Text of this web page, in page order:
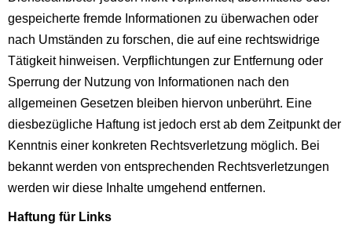
gespeicherte fremde Informationen zu überwachen oder
nach Umständen zu forschen, die auf eine rechtswidrige
Tätigkeit hinweisen. Verpflichtungen zur Entfernung oder
Sperrung der Nutzung von Informationen nach den
allgemeinen Gesetzen bleiben hiervon unberührt. Eine
diesbezügliche Haftung ist jedoch erst ab dem Zeitpunkt der
Kenntnis einer konkreten Rechtsverletzung möglich. Bei
bekannt werden von entsprechenden Rechtsverletzungen
werden wir diese Inhalte umgehend entfernen.
Haftung für Links